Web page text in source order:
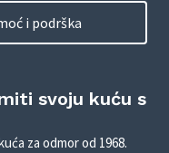
i podrška
svoju kuću s
za odmor od 1968.